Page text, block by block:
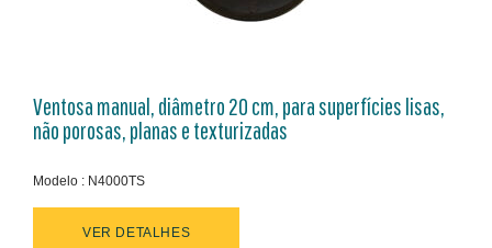
Ventosa manual, diâmetro 20 cm, para superfícies lisas,
não porosas, planas e texturizadas
Modelo : N4000TS
VER DETALHES